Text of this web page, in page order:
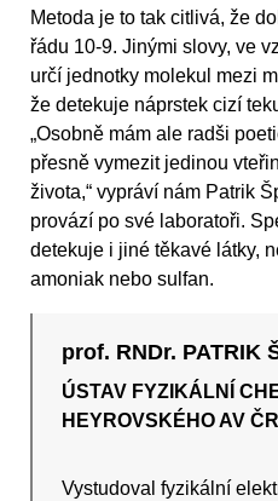
Metoda je to tak citlivá, že
řádu 10-9. Jinými slovy, ve
určí jednotky molekul mezi
že detekuje náprstek cizí
„Osobně mám ale radši
přesně vymezit jedinou
života,“ vypráví nám Patrik
provází po své laboratoři.
detekuje i jiné těkavé látky,
amoniak nebo sulfan.
prof. RNDr. PATRIK
ÚSTAV FYZIKÁLNÍ
HEYROVSKÉHO AV ČR
Vystudoval fyzikální